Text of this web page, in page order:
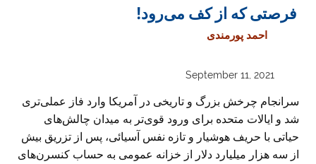
فرصتی که از کف می‌رود!
احمد پورمندی
September 11, 2021
سرانجام چرخش بزرگ و تاریخی در آمریکا وارد فاز عملی‌تری
شد و ایالات متحده برای ورود قوی‌تر به میدان چالش‌های
حیاتی با حریف هوشیار و تازه نفس آسیائی، پس از تزریق بیش
از سه هزار میلیارد دلار از خزانه عمومی به حساب کنسرن‌های